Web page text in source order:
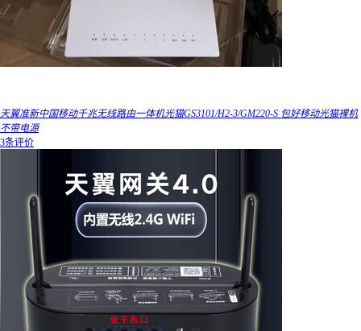
天翼准新中国移动千兆无线路由一体机光猫GS3101/H2-3/GM220-S 包好移动光猫裸机
不带电源
3条评价